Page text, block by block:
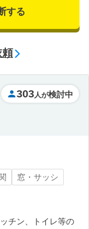
する
頼
303 人が検討中
窓・サッシ
チン、トイレ等の